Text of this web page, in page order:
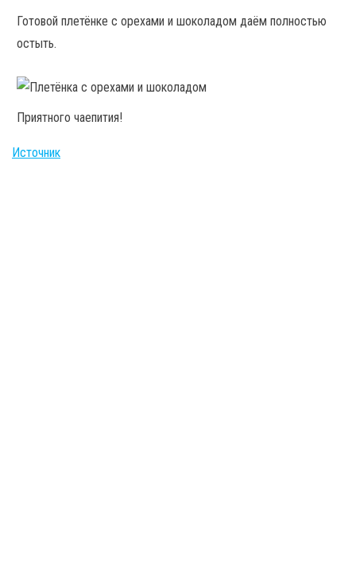
Готовой плетёнке с орехами и шоколадом даём полностью
остыть.
Приятного чаепития!
Источник